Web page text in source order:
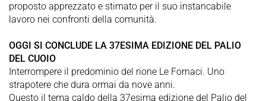
proposto apprezzato e stimato per il suo instancabile
lavoro nei confronti della comunità.
OGGI SI CONCLUDE LA 37ESIMA EDIZIONE DEL PALIO
DEL CUOIO
Interrompere il predominio del rione Le Fornaci. Uno
strapotere che dura ormai da nove anni.
Questo il tema caldo della 37esima edizione del Palio del